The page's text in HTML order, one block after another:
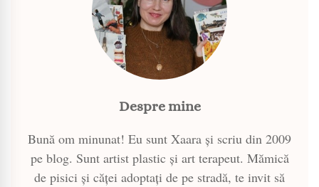
Despre mine
Bună om minunat! Eu sunt Xaara și scriu din 2009
pe blog. Sunt artist plastic și art terapeut. Mămică
de pisici și căței adoptați de pe stradă, te invit să